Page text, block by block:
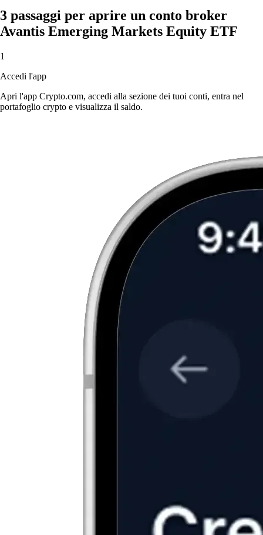
3 passaggi per aprire un conto broker
Avantis Emerging Markets Equity ETF
1
Accedi l'app
Apri l'app Crypto.com, accedi alla sezione dei tuoi conti, entra nel
portafoglio crypto e visualizza il saldo.